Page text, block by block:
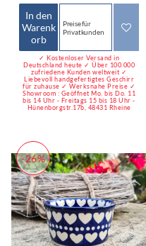
In den
Warenk
orb
Preise für
Privatkunden
✓ Kostenloser Versand in
Deutschland heute ✓ Über 100.000
zufriedene Kunden weltweit ✓
Liebevoll handgefertigtes Geschirr
für zuhause ✓ Werksnahe Preise ✓
Showroom : Geöffnet Mo. bis Do. 11
bis 14 Uhr - Freitags 15 bis 18 Uhr -
Hünenborgstr.17b, 48431 Rheine
-26%